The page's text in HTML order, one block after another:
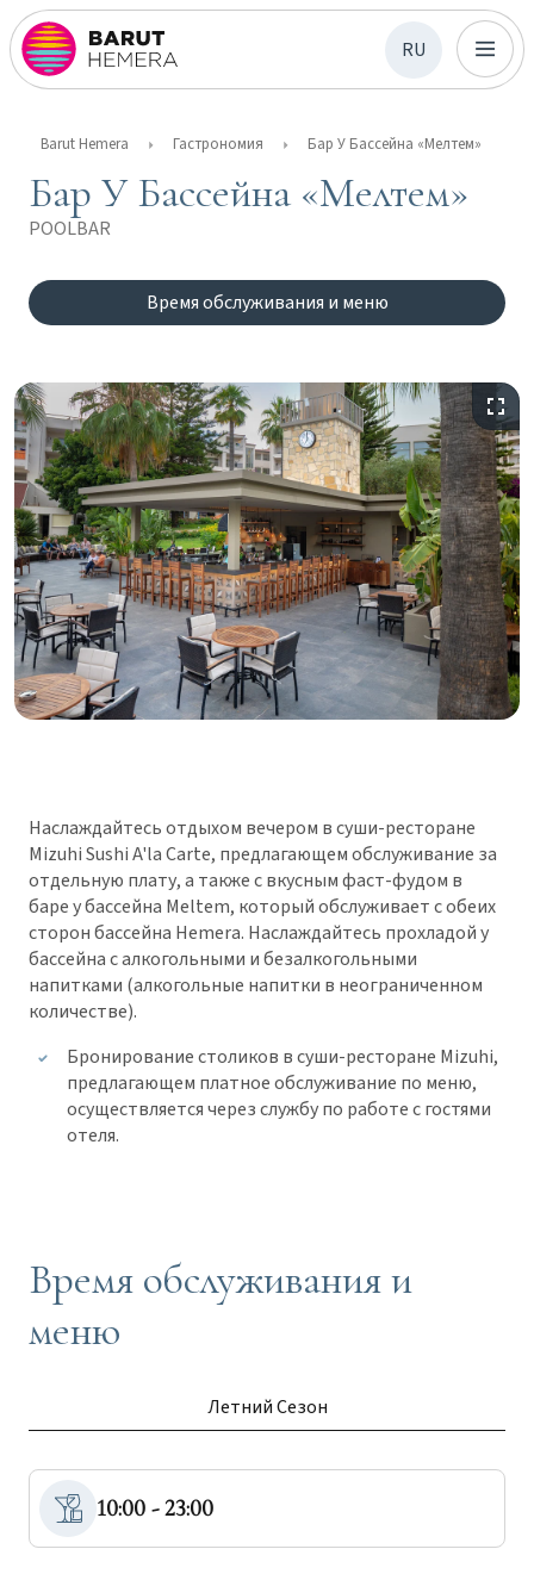
RU
Barut Hemera Гастрономия Бар У Бассейна «Мелтем»
Бар У Бассейна «Мелтем»
POOLBAR
Время обслуживания и меню
Наслаждайтесь отдыхом вечером в суши-ресторане
Mizuhi Sushi A'la Carte, предлагающем обслуживание за
отдельную плату, а также с вкусным фаст-фудом в
баре у бассейна Meltem, который обслуживает с обеих
сторон бассейна Hemera. Hаслаждайтесь прохладой у
бассейна с алкогольными и безалкогольными
напитками (алкогольные напитки в неограниченном
количестве).
Бронирование столиков в суши-ресторане Mizuhi,
предлагающем платное обслуживание по меню,
осуществляется через службу по работе с гостями
отеля.
Время обслуживания и
меню
Летний Сезон
10:00 - 23:00